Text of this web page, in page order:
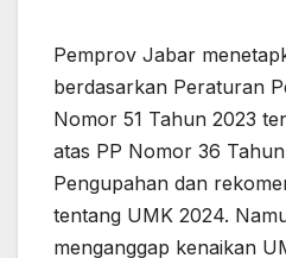
Pemprov Jabar
berdasarkan Peraturan
Nomor 51 Tahun 2023
atas PP Nomor 36
Pengupahan dan
tentang UMK 2024.
menganggap kenaikan